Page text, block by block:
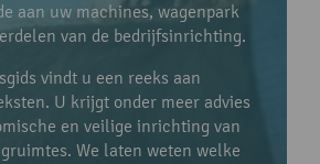
aan uw machines, wagenpark
van de bedrijfsinrichting.
vindt u een reeks aan
U krijgt onder meer advies
en veilige inrichting van
We laten weten welke